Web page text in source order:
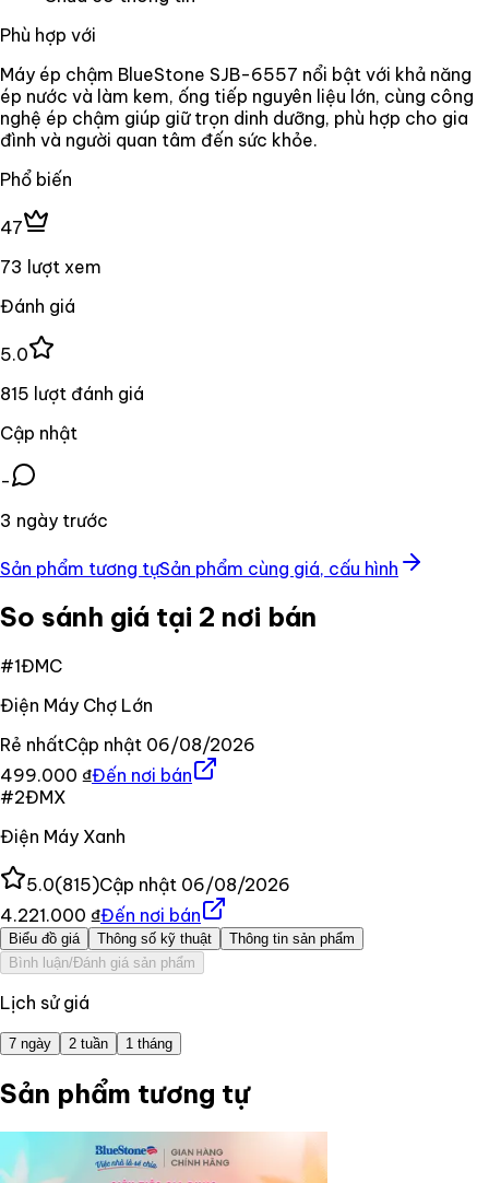
Phù hợp với
Máy ép chậm BlueStone SJB-6557 nổi bật với khả năng
ép nước và làm kem, ống tiếp nguyên liệu lớn, cùng công
nghệ ép chậm giúp giữ trọn dinh dưỡng, phù hợp cho gia
đình và người quan tâm đến sức khỏe.
Phổ biến
47
73 lượt xem
Đánh giá
5.0
815 lượt đánh giá
Cập nhật
-
3 ngày trước
Sản phẩm tương tựSản phẩm cùng giá, cấu hình
So sánh giá tại 2 nơi bán
#1ĐMC
Điện Máy Chợ Lớn
Rẻ nhấtCập nhật 06/08/2026
499.000 ₫Đến nơi bán
#2ĐMX
Điện Máy Xanh
5.0(815)Cập nhật 06/08/2026
4.221.000 ₫Đến nơi bán
Biểu đồ giá Thông số kỹ thuật
Thông tin sản phẩm
Bình luận/Đánh giá sản phẩm
Lịch sử giá
7 ngày 2 tuần 1 tháng
Sản phẩm tương tự